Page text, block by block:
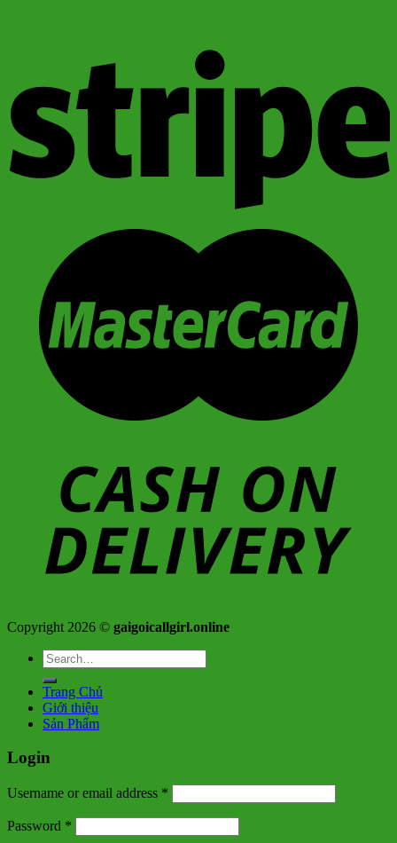
Copyright 2026 © gaigoicallgirl.online
Search
for:
Trang Chủ
Giới thiệu
Sản Phẩm
Login
Username or email address *
Password *